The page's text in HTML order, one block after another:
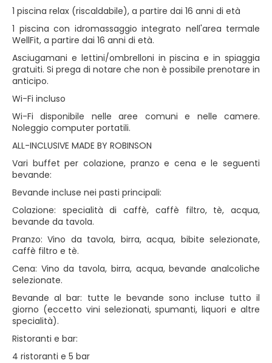
1 piscina relax (riscaldabile), a partire dai 16 anni di età
1 piscina con idromassaggio integrato nell'area termale
WellFit, a partire dai 16 anni di età.
Asciugamani e lettini/ombrelloni in piscina e in spiaggia
gratuiti. Si prega di notare che non è possibile prenotare in
anticipo.
Wi-Fi incluso
Wi-Fi disponibile nelle aree comuni e nelle camere.
Noleggio computer portatili.
ALL-INCLUSIVE MADE BY ROBINSON
Vari buffet per colazione, pranzo e cena e le seguenti
bevande:
Bevande incluse nei pasti principali:
Colazione: specialità di caffè, caffè filtro, tè, acqua,
bevande da tavola.
Pranzo: Vino da tavola, birra, acqua, bibite selezionate,
caffè filtro e tè.
Cena: Vino da tavola, birra, acqua, bevande analcoliche
selezionate.
Bevande al bar: tutte le bevande sono incluse tutto il
giorno (eccetto vini selezionati, spumanti, liquori e altre
specialità).
Ristoranti e bar:
4 ristoranti e 5 bar